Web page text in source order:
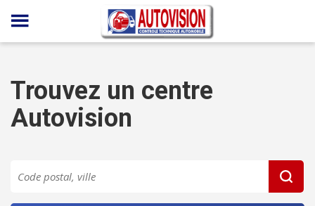
Panneau de gestion des cookies
Trouvez un centre
Autovision